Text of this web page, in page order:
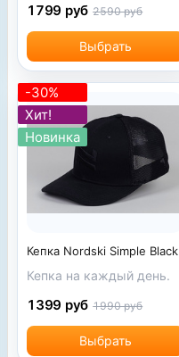
Выбрать
1799 руб 2590 руб
-30%
Хит!
Новинка
Кепка Nordski Simple Black
Кепка на каждый день.
Выбрать
1399 руб 1990 руб